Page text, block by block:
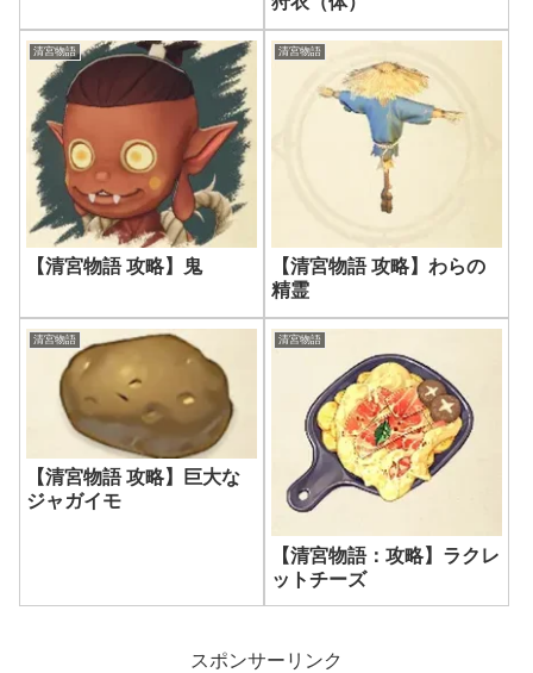
清宮物語
【清宮物語 攻略】鬼
清宮物語
【清宮物語 攻略】わらの
精霊
清宮物語
【清宮物語 攻略】巨大な
ジャガイモ
清宮物語
【清宮物語：攻略】ラクレ
ットチーズ
スポンサーリンク